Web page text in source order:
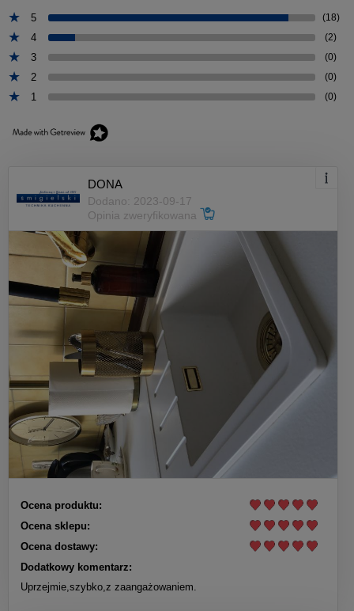
5 (18)
4 (2)
3 (0)
2 (0)
1 (0)
DONA
Dodano: 2023-09-17
Opinia zweryfikowana
Ocena produktu:
Ocena sklepu:
Ocena dostawy:
Dodatkowy komentarz:
Uprzejmie,szybko,z zaangażowaniem.